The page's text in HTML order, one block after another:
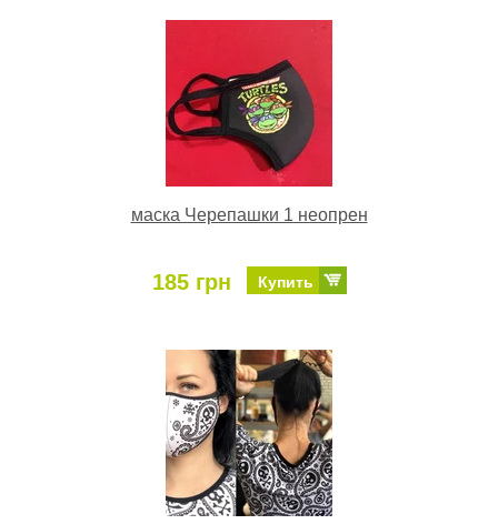
маска Черепашки 1 неопрен
185 грн Купить